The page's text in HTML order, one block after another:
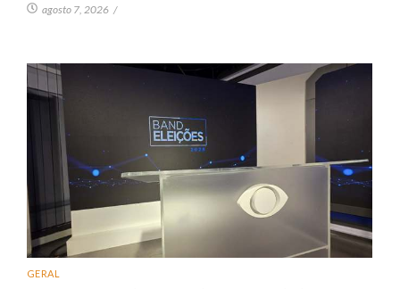
agosto 7, 2026 /
GERAL